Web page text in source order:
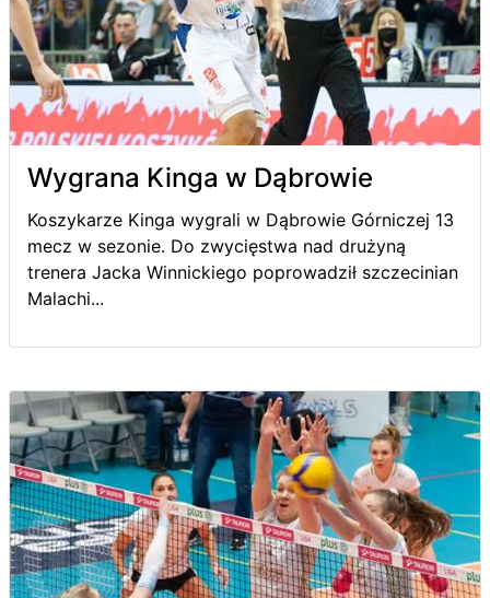
Wygrana Kinga w Dąbrowie
Koszykarze Kinga wygrali w Dąbrowie Górniczej 13
mecz w sezonie. Do zwycięstwa nad drużyną
trenera Jacka Winnickiego poprowadził szczecinian
Malachi...